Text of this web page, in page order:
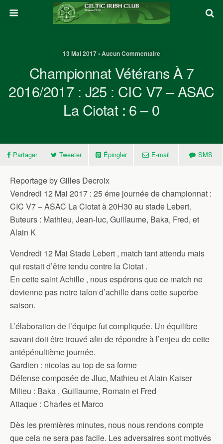
13 Mai 2017 • Aucun Commentaire
Championnat Vétérans À 7
2016/2017 : J25 : CIC V7 – ASAC
La Ciotat : 6 – 0
Partager Tweeter Épingler E-mail SMS
Reportage by Gilles Decroix
Vendredi 12 Mai 2017 : 25 éme journée de championnat :
CIC V7 – ASAC La Ciotat à 20H30 au stade Lebert.
Buteurs : Mathieu, Jean-luc, Guillaume, Baka, Fred, et
Alain K
Vendredi 12 Mai Stade Lebert , match tant attendu mais
qui restait d’être tendu contre la Ciotat .
En cette saint Achille , nous espérons que ce match ne
devienne pas notre talon d’achille dans cette superbe
saison.
L’élaboration de l’équipe fut compliquée. Un équilibre
savant doit être trouvé afin de répondre à l’enjeu de cette
antépénultième journée.
Gardien : nicolas au top de sa forme
Défense composée de Jluc, Mathieu et Alain Kaiser
Milieu : Baka , Guillaume, Romain et Fred
Attaque : Charles et Marco
Dès les premières minutes, nous nous rendons compte
que cela ne sera pas facile. Les adversaires sont motivés